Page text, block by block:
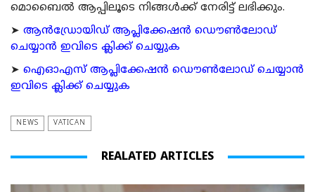
മൊബൈല്‍ ആപ്പിലൂടെ നിങ്ങള്‍ക്ക് നേരിട്ട് ലഭിക്കും.
➤ ആന്‍ഡ്രോയിഡ് ആപ്ലിക്കേഷന്‍ ഡൌണ്‍ലോഡ്
ചെയ്യാന്‍ ഇവിടെ ക്ലിക്ക് ചെയ്യുക
➤ ഐഓഎസ് ആപ്ലിക്കേഷന്‍ ഡൌണ്‍ലോഡ് ചെയ്യാന്‍
ഇവിടെ ക്ലിക്ക് ചെയ്യുക
NEWS VATICAN
REALATED ARTICLES